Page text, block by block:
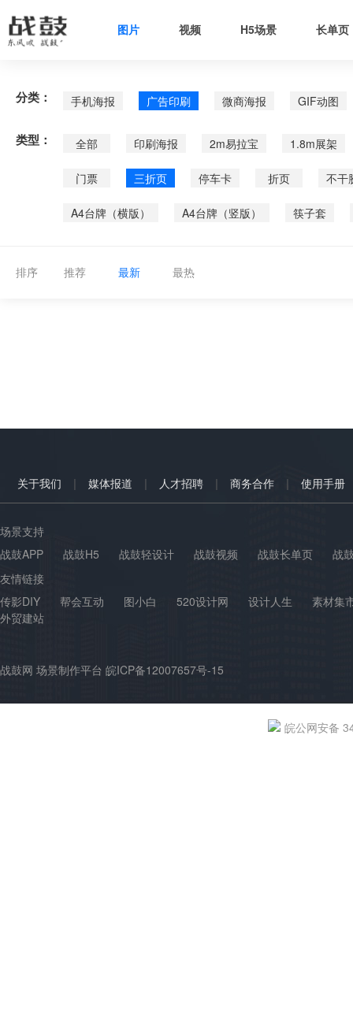
图片 视频 H5场景 长单页
分类： 手机海报 广告印刷 微商海报 GIF动图
类型： 全部 印刷海报 2m易拉宝 1.8m展架
门票 三折页 停车卡 折页 不干
A4台牌（横版） A4台牌（竖版） 筷子套
排序 推荐 最新 最热
关于我们 | 媒体报道 | 人才招聘 | 商务合作 | 使用手册
场景支持
战鼓APP
战鼓H5 战鼓轻设计 战鼓视频 战鼓长单页
战
友情链接
传影DIY
帮会互动 图小白 520设计网 设计人生
素材集
外贸建站
战鼓网 场景制作平台 皖ICP备12007657号-15
皖公网安备